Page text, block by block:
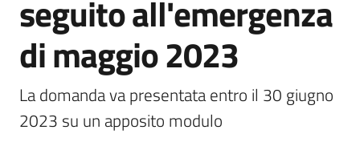
line
Tutti
argomenti
seguito all'emergenza
di maggio 2023
La domanda va presentata entro il 30 giugno
2023 su un apposito modulo